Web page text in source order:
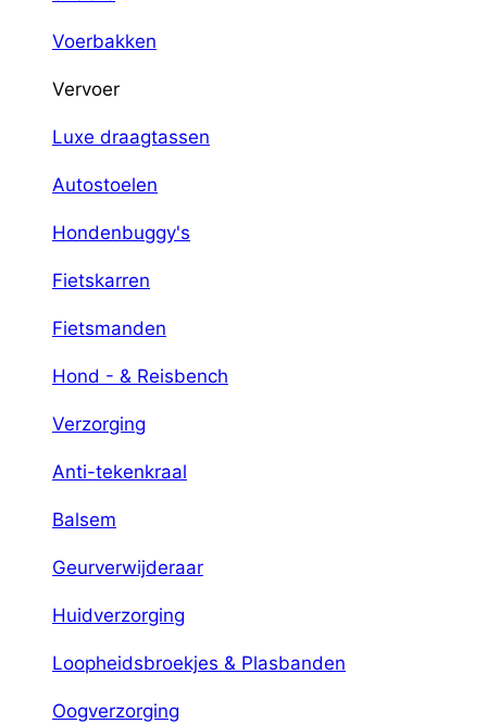
Voerbakken
Vervoer
Luxe draagtassen
Autostoelen
Hondenbuggy's
Fietskarren
Fietsmanden
Hond - & Reisbench
Verzorging
Anti-tekenkraal
Balsem
Geurverwijderaar
Huidverzorging
Loopheidsbroekjes & Plasbanden
Oogverzorging